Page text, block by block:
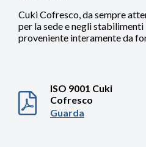
Cuki Cofresco, da sempre
per la sede e negli
proveniente interamente da
ISO 9001 Cuki
Cofresco
Guarda